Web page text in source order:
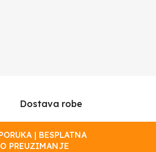
Dostava robe
| BESPLATNA
PREUZIMANJE